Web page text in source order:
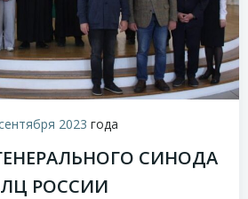
2023 года
СИНОДА
РОССИИ